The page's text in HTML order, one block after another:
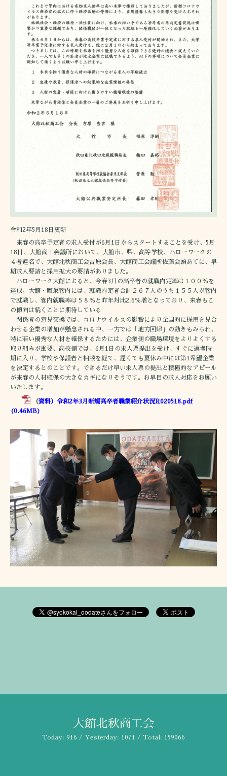
令和2年5月18日更新
来春の高卒予定者の求人受付が6月1日からスタートすることを受け、5月
18日、大館商工会議所において、大館市、県、高等学校、ハローワークの
４者連名で、大館北秋商工会吉原会長、大館商工会議所佐藤会頭あてに、早
期求人要請と採用拡大の要請がありました。
ハローワーク大館によると、今春3月の高卒者の就職内定率は１００％を
達成。大館・鷹巣管内には、就職内定者合計２６７人のうち１５５人が管内
で就職し、管内就職率は５８％と昨年対比2.6％増となっており、来春もこ
の傾向は続くことに期待している
関係者の意見交換では、コロナウイルスの影響により全国的に採用を見合
わせる企業の増加が懸念される中、一方では「地方回帰」の動きもみられ、
特に若い優秀な人材を確保するためには、企業側の職場環境をよりよくする
取り組みが重要、高校側では、6月1日の求人票提出を受け、すぐに選考時
期に入り、学校や保護者と相談を経て、遅くても夏休み中には第1希望企業
を決定するとのことです。できるだけ早い求人票の提出と積極的なアピール
が来春の人材確保の大きなカギになりそうです。お早目の求人対応をお願い
いたします。
（資料）令和2年3月新規高卒者職業紹介状況R020518.pdf
(0.46MB)
大館北秋商工会
Today: 916 / Yesterday: 1071 / Total: 159066